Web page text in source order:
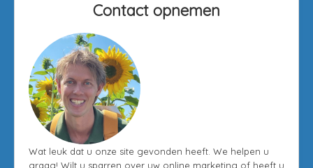
Contact opnemen
Wat leuk dat u onze site gevonden heeft. We helpen u
graag! Wilt u sparren over uw online marketing of heeft u